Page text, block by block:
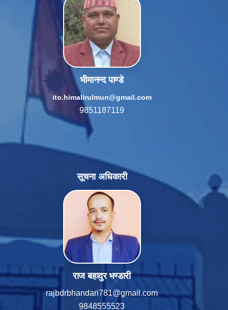
भीमानन्द पाण्डे
ito.himalirulmun@gmail.com
9851187119
सूचना अधिकारी
राज बहादुर भण्डारी
rajbdrbhandari781@gmail.com
9848555523